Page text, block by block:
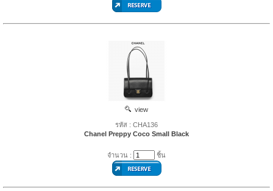
view
รหัส : CHA136
Chanel Preppy Coco Small Black
จำนวน : ชิ้น